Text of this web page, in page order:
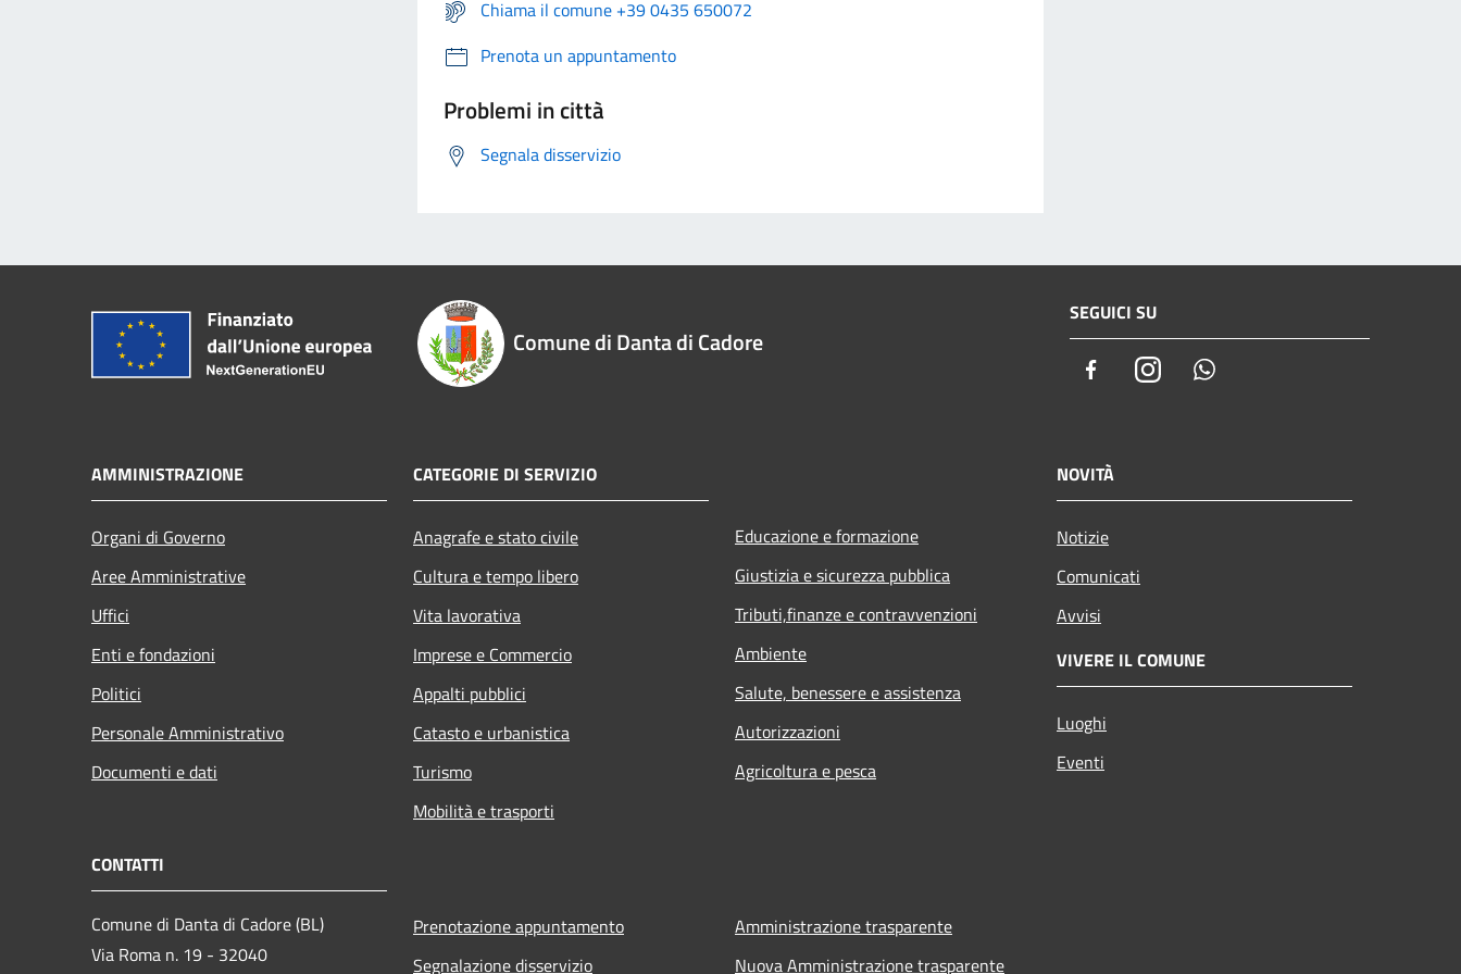
Chiama il comune +39 0435 650072
Prenota un appuntamento
Problemi in città
Segnala disservizio
Comune di Danta di Cadore
SEGUICI SU
FacebookInstagram
AMMINISTRAZIONE
Organi di Governo
Aree Amministrative
Uffici
Enti e fondazioni
Politici
Personale Amministrativo
Documenti e dati
CATEGORIE DI SERVIZIO
Anagrafe e stato civile
Cultura e tempo libero
Vita lavorativa
Imprese e Commercio
Appalti pubblici
Catasto e urbanistica
Turismo
Mobilità e trasporti
Educazione e formazione
Giustizia e sicurezza pubblica
Tributi,finanze e contravvenzioni
Ambiente
Salute, benessere e assistenza
Autorizzazioni
Agricoltura e pesca
NOVITÀ
Notizie
Comunicati
Avvisi
VIVERE IL COMUNE
Luoghi
Eventi
CONTATTI
Comune di Danta di Cadore (BL)
Via Roma n. 19 - 32040
Prenotazione appuntamento
Segnalazione disservizio
Amministrazione trasparente
Nuova Amministrazione trasparente